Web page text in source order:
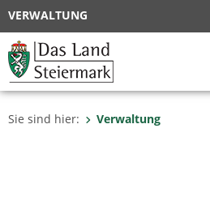
VERWALTUNG
Sie sind hier: Verwaltung